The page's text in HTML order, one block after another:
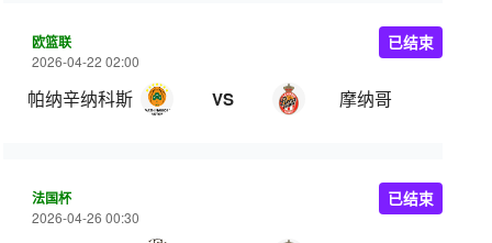
欧篮联
2026-04-22 02:00
帕纳辛纳科斯 VS 摩纳哥
已结束
法国杯
2026-04-26 00:30
已结束